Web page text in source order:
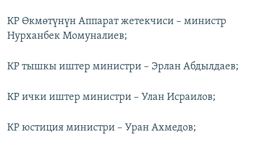
КР Өкмөтүнүн Аппарат жетекчиси – министр
Нурханбек Момуналиев;
КР тышкы иштер министри – Эрлан Абдылдаев;
КР ички иштер министри – Улан Исраилов;
КР юстиция министри – Уран Ахмедов;